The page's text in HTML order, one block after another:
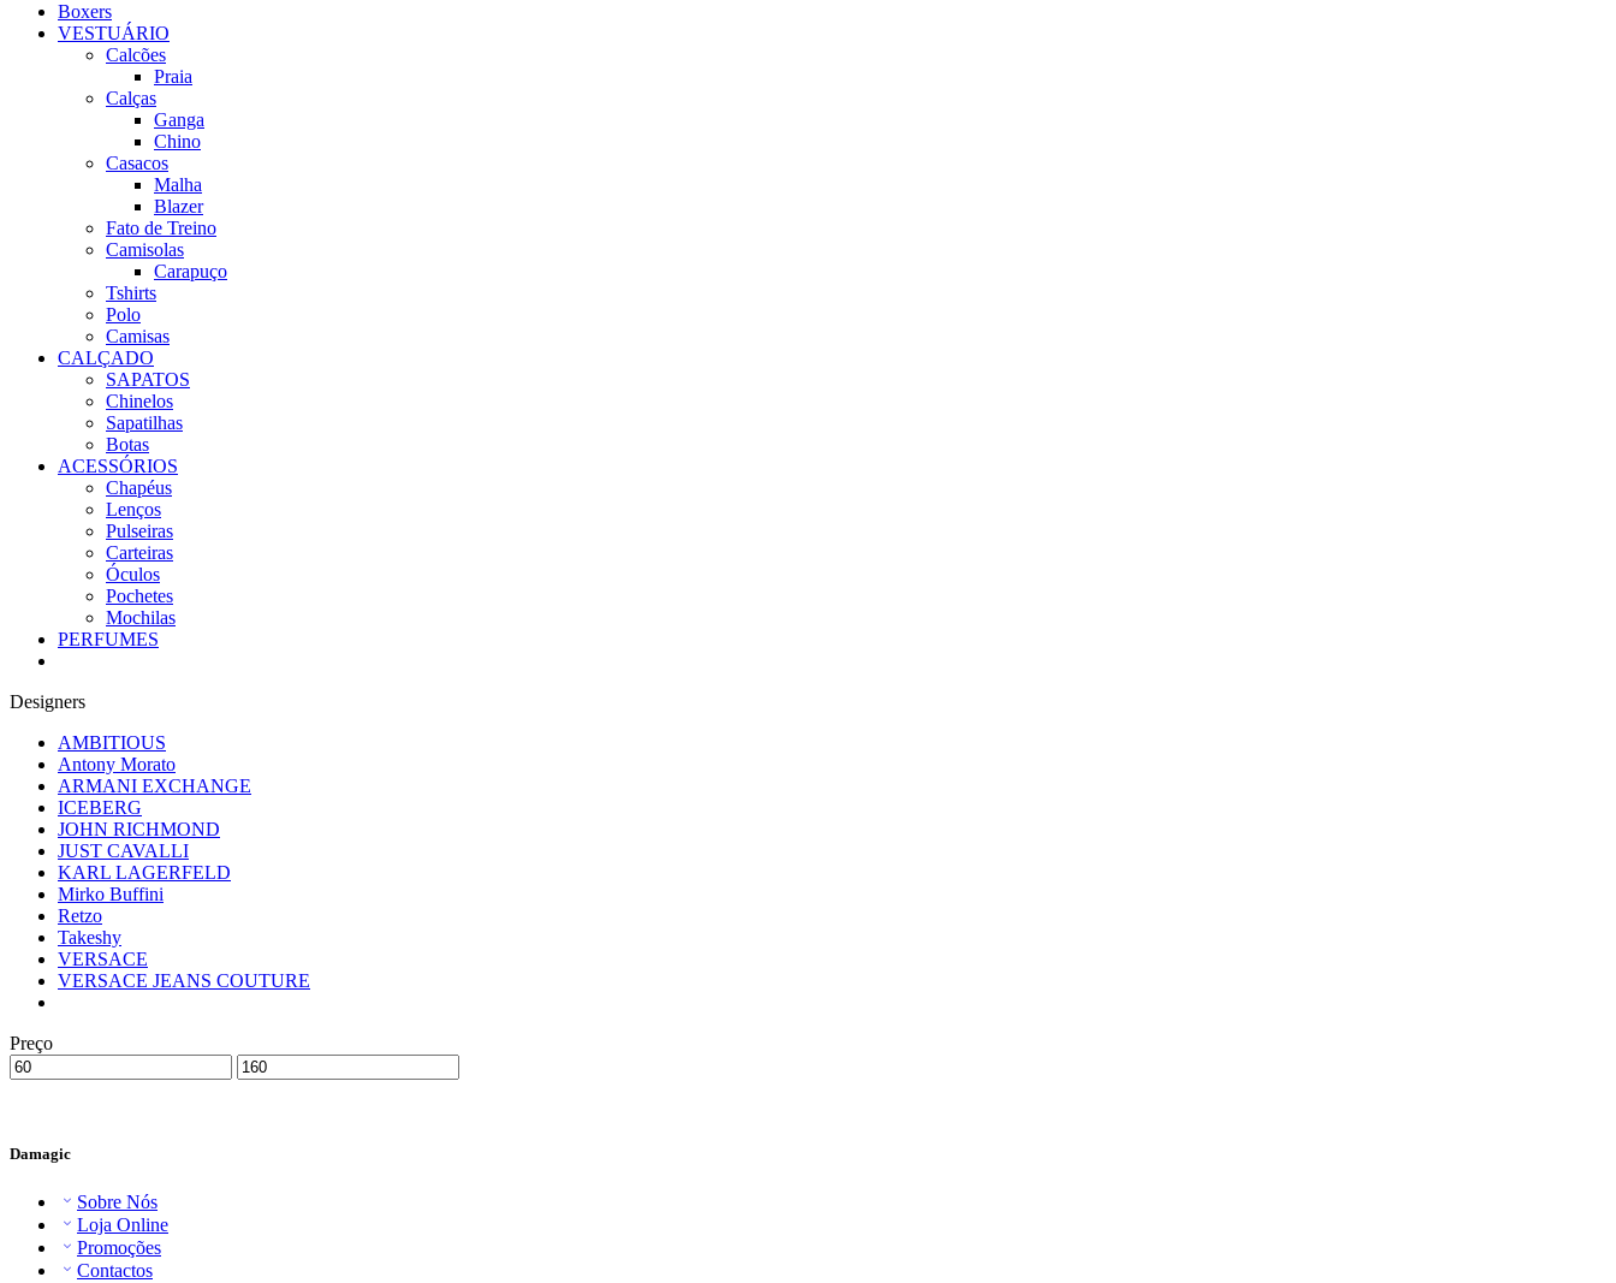
Boxers
VESTUÁRIO
Calcões
Praia
Calças
Ganga
Chino
Casacos
Malha
Blazer
Fato de Treino
Camisolas
Carapuço
Tshirts
Polo
Camisas
CALÇADO
SAPATOS
Chinelos
Sapatilhas
Botas
ACESSÓRIOS
Chapéus
Lenços
Pulseiras
Carteiras
Óculos
Pochetes
Mochilas
PERFUMES
Designers
AMBITIOUS
Antony Morato
ARMANI EXCHANGE
ICEBERG
JOHN RICHMOND
JUST CAVALLI
KARL LAGERFELD
Mirko Buffini
Retzo
Takeshy
VERSACE
VERSACE JEANS COUTURE
Preço
Damagic
Sobre Nós
Loja Online
Promoções
Contactos